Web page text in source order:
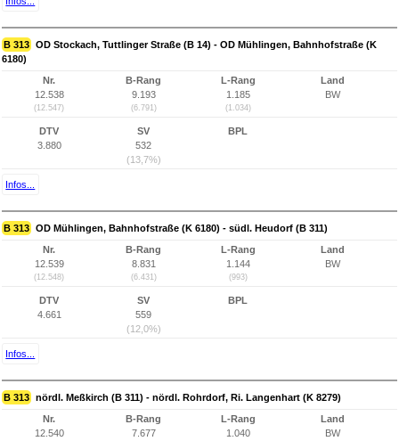
B 313 OD Stockach, Tuttlinger Straße (B 14) - OD Mühlingen, Bahnhofstraße (K
6180)
Nr.
12.538
(12.547)
B-Rang
9.193
(6.791)
L-Rang
1.185
(1.034)
Land
BW
DTV
3.880
SV
532
(13,7%)
BPL
Infos...
B 313 OD Mühlingen, Bahnhofstraße (K 6180) - südl. Heudorf (B 311)
Nr.
12.539
(12.548)
B-Rang
8.831
(6.431)
L-Rang
1.144
(993)
Land
BW
DTV
4.661
SV
559
(12,0%)
BPL
Infos...
B 313 nördl. Meßkirch (B 311) - nördl. Rohrdorf, Ri. Langenhart (K 8279)
Nr.
12.540
B-Rang
7.677
L-Rang
1.040
Land
BW